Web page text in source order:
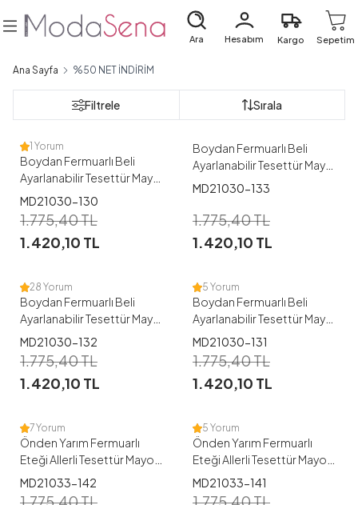
Ara Hesabım Kargo Sepetim
Ana Sayfa %50 NET İNDİRİM
Filtrele Sırala
38 40 42 44 46
48
1 Yorum
Boydan Fermuarlı Beli
Ayarlanabilir Tesettür Mayo
-130
MD21030-130
1.775,40TL
1.420,10 TL
40 42
Boydan Fermuarlı Beli
Ayarlanabilir Tesettür Mayo
-133
MD21030-133
1.775,40TL
1.420,10 TL
38 40 42
48
28 Yorum
Boydan Fermuarlı Beli
Ayarlanabilir Tesettür Mayo
-132
MD21030-132
1.775,40TL
1.420,10 TL
38 40 46
5 Yorum
Boydan Fermuarlı Beli
Ayarlanabilir Tesettür Mayo
-131
MD21030-131
1.775,40TL
1.420,10 TL
38 40 42
7 Yorum
Önden Yarım Fermuarlı
Eteği Allerli Tesettür Mayo
-142
MD21033-142
38 40
5 Yorum
Önden Yarım Fermuarlı
Eteği Allerli Tesettür Mayo
-141
MD21033-141